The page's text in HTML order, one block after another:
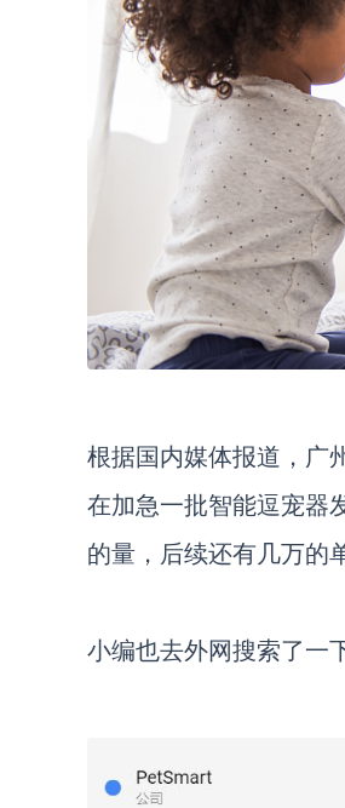
根据国内媒体报道，广
在加急一批智能逗宠器
的量，后续还有几万的
小编也去外网搜索了一